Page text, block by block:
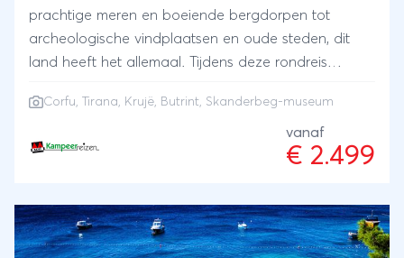
prachtige meren en boeiende bergdorpen tot
archeologische vindplaatsen en oude steden, dit
land heeft het allemaal. Tijdens deze rondreis
Ontdek de hoogtepunten van hoofdstad Tirana, ga
mee terug in de tijd in het middeleeuwse Krujë en
leer het Albanië van de Oude Grieken kennen in
Skanderbeg-museum niet ontbreken. Nadat we
Albanië achter ons hebben gelaten, verblijven we 5
dagen op het Griekse vakantie-eiland Corfu. Wat
Corfu, Tirana, Krujë, Butrint, Skanderbeg-museum
vanaf
€ 2.499